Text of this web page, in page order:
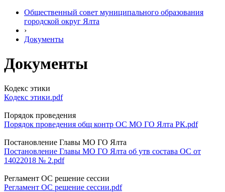
Общественный совет муниципального образования
городской округ Ялта
›
Документы
Документы
Кодекс этики
Кодекс этики.pdf
Порядок проведения
Порядок проведения общ контр ОС МО ГО Ялта РК.pdf
Постановление Главы МО ГО Ялта
Постановление Главы МО ГО Ялта об утв состава ОС от
14022018 № 2.pdf
Регламент ОС решение сессии
Регламент ОС решение сессии.pdf